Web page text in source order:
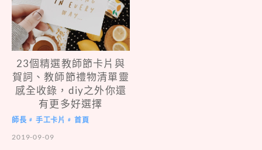
23個精選教師節卡片與
賀詞、教師節禮物清單靈
感全收錄，diy之外你還
有更多好選擇
師長 # 手工卡片 #
首頁
2019-09-09